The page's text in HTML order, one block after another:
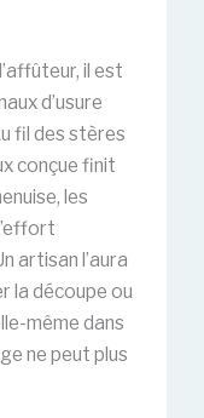
il est
d’usure
fil des stères
conçue finit
les
artisan l’aura
la découpe ou
même dans
ne peut plus